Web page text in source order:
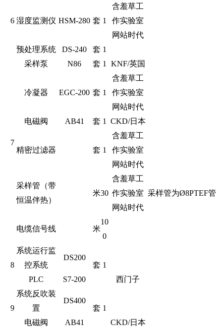
6 湿度监测仪 HSM-280 套 1
含羞草工
作实验室
网站时代
7
预处理系统 DS-240 套 1
采样泵
N86 套 1 KNF/英国
冷凝器 EGC-200 套 1
含羞草工
作实验室
网站时代
电磁阀
AB41 套 1 CKD/日本
精密过滤器 套 1
含羞草工
作实验室
网站时代
采样管（带
恒温伴热）
米30
含羞草工
作实验室
网站时代
采样管为Ø8PTEF管
电缆信号线 米
10
0
8
系统运行监
控系统
DS200
套 1
PLC
S7-200 西门子
9
系统反吹装
置
DS400
套 1
电磁阀
AB41 CKD/日本